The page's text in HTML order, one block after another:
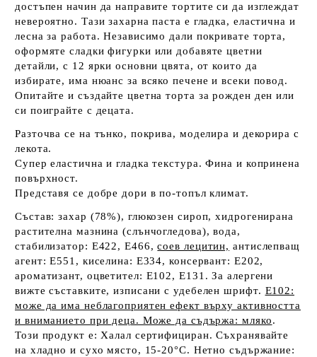
достъпен начин да направите тортите си да изглеждат
невероятно. Тази захарна паста е гладка, еластична и
лесна за работа. Независимо дали покривате торта,
оформяте сладки фигурки или добавяте цветни
детайли, с 12 ярки основни цвята, от които да
избирате, има нюанс за всяко печене и всеки повод.
Опитайте и създайте цветна торта за рожден ден или
си поиграйте с децата.
Разточва се на тънко, покрива, моделира и декорира с
лекота.
Супер еластична и гладка текстура. Фина и копринена
повърхност.
Представя се добре дори в по-топъл климат.
Състав: захар (78%), глюкозен сироп, хидрогенирана
растителна мазнина (слънчогледова), вода,
стабилизатор: E422, E466,соев лецитин, антислепващ
агент: E551, киселина: E334, консервант: E202,
ароматизант, оцветител: E102, E131. За алергени
вижте съставките, изписани с удебелен шрифт. E102:
може да има неблагоприятен ефект върху активността
и вниманието при деца. Може да съдържа: мляко.
Този продукт е: Халал сертифициран. Съхранявайте
на хладно и сухо място, 15-20°C. Нетно съдържание: